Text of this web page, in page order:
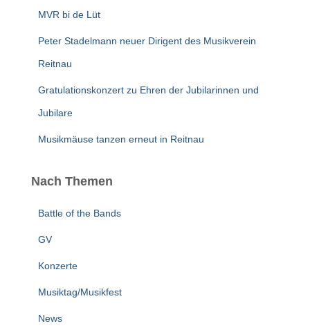
MVR bi de Lüt
Peter Stadelmann neuer Dirigent des Musikverein
Reitnau
Gratulationskonzert zu Ehren der Jubilarinnen und
Jubilare
Musikmäuse tanzen erneut in Reitnau
Nach Themen
Battle of the Bands
GV
Konzerte
Musiktag/Musikfest
News